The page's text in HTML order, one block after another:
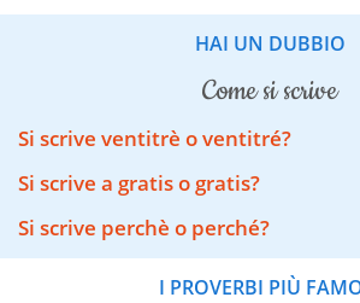
HAI UN DUBBIO
come si scrive
Si scrive ventitrè o ventitré?
Si scrive a gratis o gratis?
Si scrive perchè o perché?
I PROVERBI PIÙ